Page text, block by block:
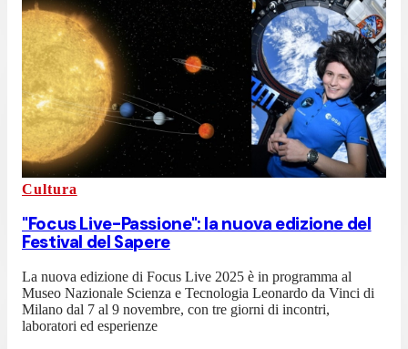
Cultura
"Focus Live-Passione": la nuova edizione del
Festival del Sapere
La nuova edizione di Focus Live 2025 è in programma al
Museo Nazionale Scienza e Tecnologia Leonardo da Vinci di
Milano dal 7 al 9 novembre, con tre giorni di incontri,
laboratori ed esperienze